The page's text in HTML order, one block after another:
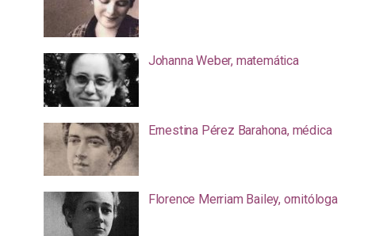
Johanna Weber, matemática
Ernestina Pérez Barahona, médica
Florence Merriam Bailey, ornitóloga